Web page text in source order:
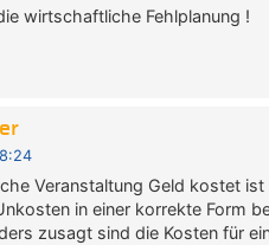
wirtschaftliche Fehlplanung !
Veranstaltung Geld kostet
in einer korrekte Form
zusagt sind die Kosten für